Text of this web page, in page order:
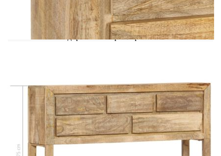
резултат на това тази странична маса е много
стабилна, издръжлива и привличаща
вниманието. Висококачествената изработка и
елегантните дървесни шарки правят всяка от
място за съхранение на вашите дрехи, книги,
както и различни други вещи. Важна забележка:
Цветовете и шарките на дървото варират, което
прави всяка от нашите холни маси уникална;
доставката е на случаен принцип.
Материал: Мангово дърво масив с
естествен финиш